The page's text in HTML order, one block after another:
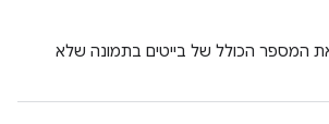
המספר הכולל של בייטים בתמונה שלא